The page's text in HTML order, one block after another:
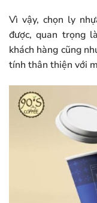
Vì vậy, chọn ly
được, quan trọng
khách hàng cũng
tính thân thiện với